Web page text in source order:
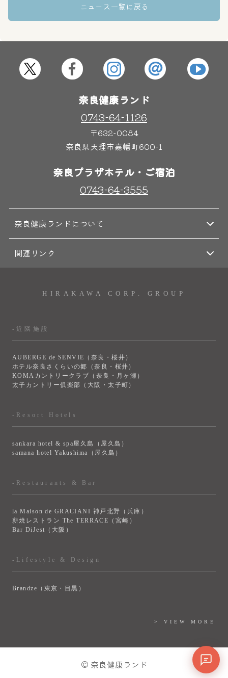
ニュース一覧に戻る
奈良健康ランド
0743-64-1126
〒632-0084
奈良県天理市嘉幡町600-1
奈良プラザホテル・ご宿泊
0743-64-3555
奈良健康ランドについて
関連リンク
HIRAKAWA CORP. GROUP
-近隣施設
AUBERGE de SENVIE（奈良・桜井）
ホテル奈良さくらいの郷（奈良・桜井）
KOMAカントリークラブ（奈良・月ヶ瀬）
太子カントリー俱楽部（大阪・太子町）
-Resort Hotels
sankara hotel & spa屋久島（屋久島）
samana hotel Yakushima（屋久島）
-Restaurants & Bar
la Maison de GRACIANI 神戸北野（兵庫）
薪焼レストラン The TERRACE（宮崎）
Bar DiJest（大阪）
-Lifestyle & Design
Brandze（東京・目黒）
> VIEW MORE
© 奈良健康ランド